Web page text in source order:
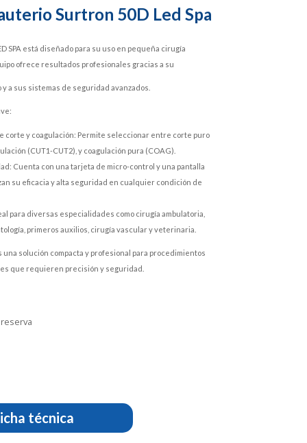
Surtron 50D Led Spa
SPA está diseñado para su uso en pequeña cirugía
ofrece resultados profesionales gracias a su
a sus sistemas de seguridad avanzados.
corte y coagulación: Permite seleccionar entre corte puro
(CUT1-CUT2), y coagulación pura (COAG).
Cuenta con una tarjeta de micro-control y una pantalla
su eficacia y alta seguridad en cualquier condición de
para diversas especialidades como cirugía ambulatoria,
primeros auxilios, cirugía vascular y veterinaria.
una solución compacta y profesional para procedimientos
que requieren precisión y seguridad.
técnica